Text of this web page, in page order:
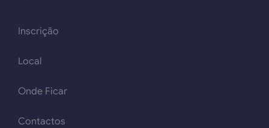
Inscrição
Local
Onde Ficar
Contactos